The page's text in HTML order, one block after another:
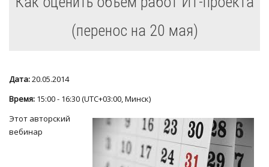
(перенос на 20 мая)
Дата:20.05.2014
Время: 15:00 - 16:30 (UTC+03:00, Минск)
Этот авторский
вебинар